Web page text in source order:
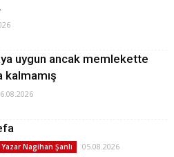
uygun ancak memlekette
kalmamış
Nagihan Şanlı 05.08.2026